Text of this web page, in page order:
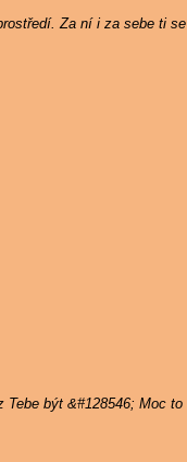
Za ní i za sebe ti se
být &#128546; Moc to